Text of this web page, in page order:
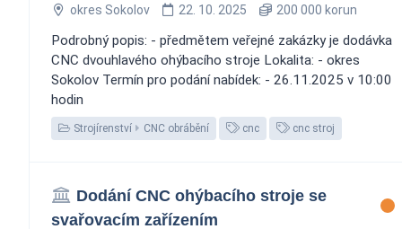
okres Sokolov 22. 10. 2025 200 000 korun
Podrobný popis: - předmětem veřejné zakázky je dodávka
CNC dvouhlavého ohýbacího stroje Lokalita: - okres
Sokolov Termín pro podání nabídek: - 26.11.2025 v 10:00
hodin
Strojírenství CNC obrábění cnc cnc stroj
Dodání CNC ohýbacího stroje se
svařovacím zařízením